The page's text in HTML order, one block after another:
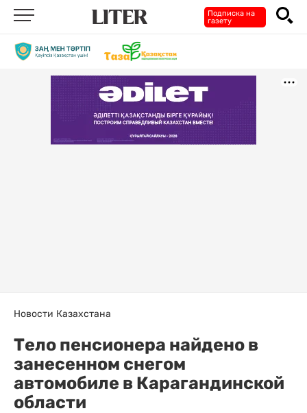
Подписка на
газету
Новости Казахстана
Тело пенсионера найдено в
занесенном снегом
автомобиле в Карагандинской
области